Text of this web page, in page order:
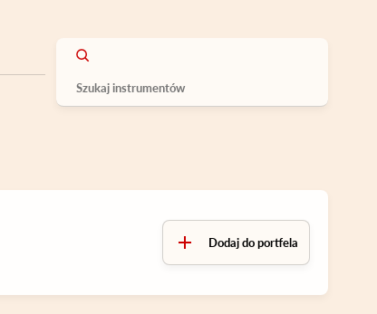
Dodaj do portfela